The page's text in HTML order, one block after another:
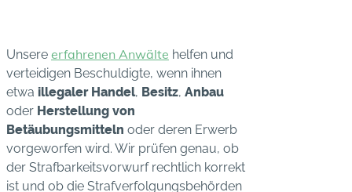
Unsere erfahrenen Anwälte helfen und
verteidigen Beschuldigte, wenn ihnen
etwa illegaler Handel, Besitz, Anbau
oder Herstellung von
Betäubungsmitteln oder deren Erwerb
vorgeworfen wird. Wir prüfen genau, ob
der Strafbarkeitsvorwurf rechtlich korrekt
ist und ob die Strafverfolgungsbehörden